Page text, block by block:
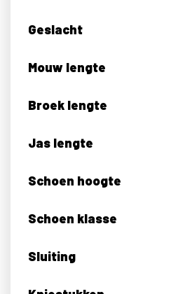
Geslacht
Mouw lengte
Broek lengte
Jas lengte
Schoen hoogte
Schoen klasse
Sluiting